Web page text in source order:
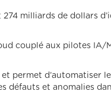
milliards de dollars
couplé aux pilotes IA/
et permet d’automatiser
défauts et anomalies